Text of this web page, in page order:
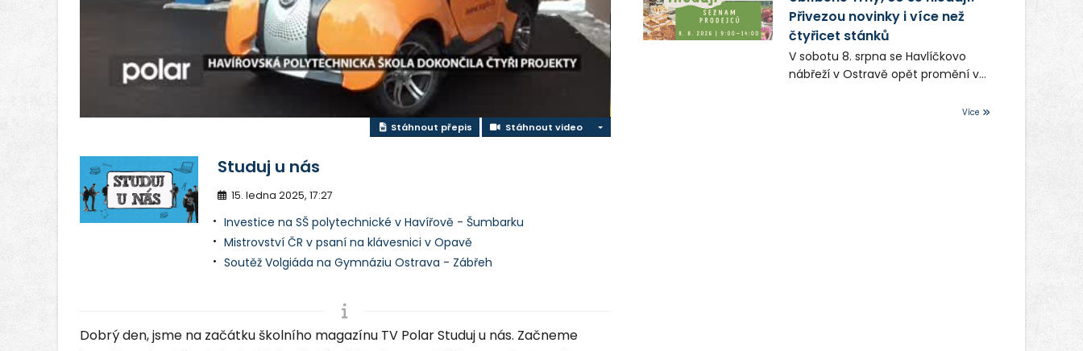
video
Stáhnout přepis Stáhnout video Stáhnout video
Studuj u nás
15. ledna 2025, 17:27
Investice na SŠ polytechnické v Havířově - Šumbarku
Mistrovství ČR v psaní na klávesnici v Opavě
Soutěž Volgiáda na Gymnáziu Ostrava - Zábřeh
Dobrý den, jsme na začátku školního magazínu TV Polar Studuj u nás. Začneme
Přivezou novinky i více než
čtyřicet stánků
V sobotu 8. srpna se Havlíčkovo
nábřeží v Ostravě opět promění v
Více